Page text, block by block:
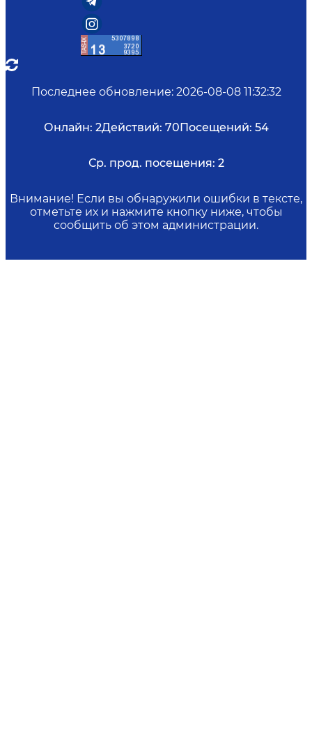
Последнее обновление: 2026-08-08 11:32:32
Онлайн: 2Действий: 70Посещений: 54
Ср. прод. посещения: 2
Внимание! Если вы обнаружили ошибки в тексте,
отметьте их и нажмите кнопку ниже, чтобы
сообщить об этом администрации.